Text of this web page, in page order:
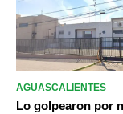
AGUASCALIENTES
Lo golpearon por